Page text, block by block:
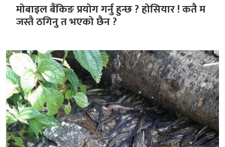
मोबाइल बैंकिङ प्रयोग गर्नु हुन्छ ? होसियार ! कतै म
जस्तै ठगिनु त भएको छैन ?